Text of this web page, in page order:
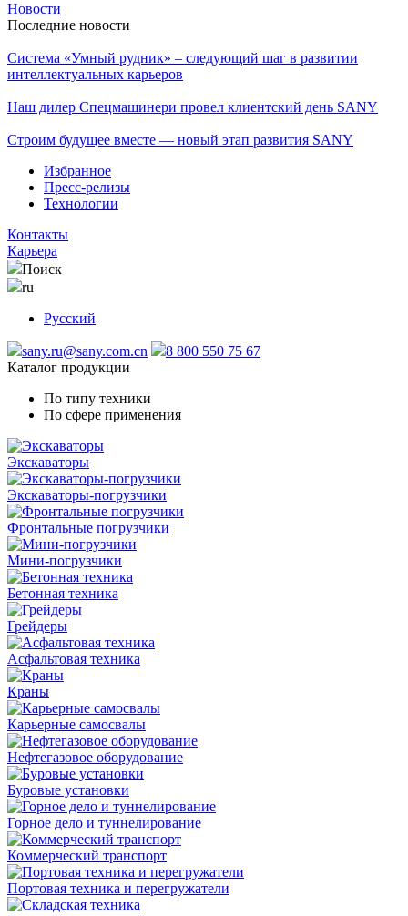
Новости
Последние новости
Система «Умный рудник» – следующий шаг в развитии
интеллектуальных карьеров
Наш дилер Спецмашинери провел клиентский день SANY
Строим будущее вместе — новый этап развития SANY
Избранное
Пресс-релизы
Технологии
Контакты
Карьера
Поиск
ru
Русский
sany.ru@sany.com.cn
8 800 550 75 67
Каталог продукции
По типу техники
По сфере применения
Экскаваторы
Экскаваторы-погрузчики
Фронтальные погрузчики
Мини-погрузчики
Бетонная техника
Грейдеры
Асфальтовая техника
Краны
Карьерные самосвалы
Нефтегазовое оборудование
Буровые установки
Горное дело и туннелирование
Коммерческий транспорт
Портовая техника и перегружатели